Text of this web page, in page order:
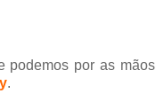
podemos por as mãos
.